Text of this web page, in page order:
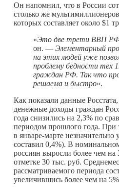
Он напомнил, что в России
столько же
которых составляет около $1
«Это две трети ВВП
он. — Элементарный
на этих людей уже
проблему бедности тех
граждан РФ. Так что
решаема и быстро».
Как показали данные
денежные доходы граждан
года снизились на 2,3% по
периодом прошлого года. При
в январе-марте незначительно
составил 0,4%). В
россиян выросли более чем
отметке 30 тыс. руб.
рассматриваемого периода
увеличившись более чем на